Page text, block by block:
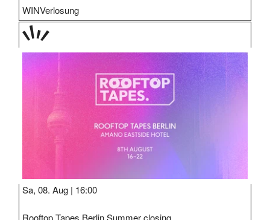
WINVerlosung
TAGE
STIPP
Sa, 08. Aug | 16:00